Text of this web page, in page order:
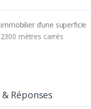
d’une superficie
mètres carrés
Réponses